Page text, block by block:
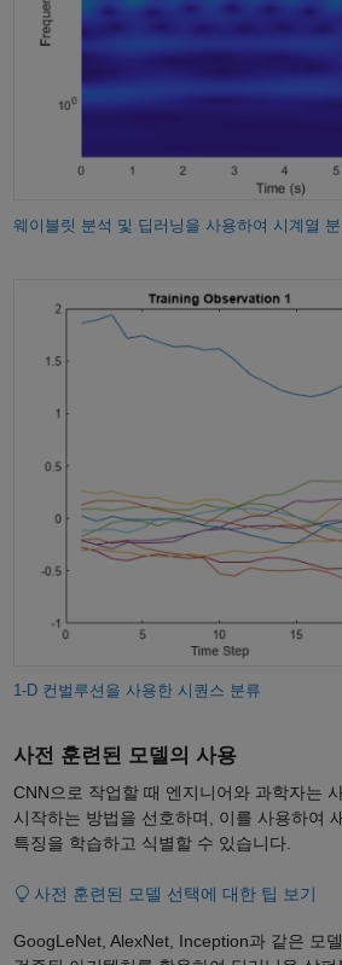
웨이블릿 분석 및 딥러닝을 사용하여 시계열 분
1-D 컨벌루션을 사용한 시퀀스 분류
사전 훈련된 모델의 사용
CNN으로 작업할 때 엔지니어와 과학자는
시작하는 방법을 선호하며, 이를 사용하여
특징을 학습하고 식별할 수 있습니다.
사전 훈련된 모델 선택에 대한 팁 보기
GoogLeNet, AlexNet, Inception과 같은 모